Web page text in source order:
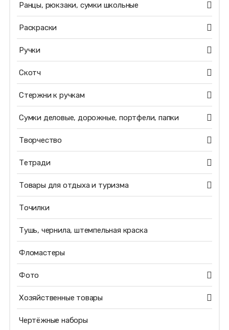
Ранцы, рюкзаки, сумки школьные
Раскраски
Ручки
Скотч
Стержни к ручкам
Сумки деловые, дорожные, портфели, папки
Творчество
Тетради
Товары для отдыха и туризма
Точилки
Тушь, чернила, штемпельная краска
Фломастеры
Фото
Хозяйственные товары
Чертёжные наборы